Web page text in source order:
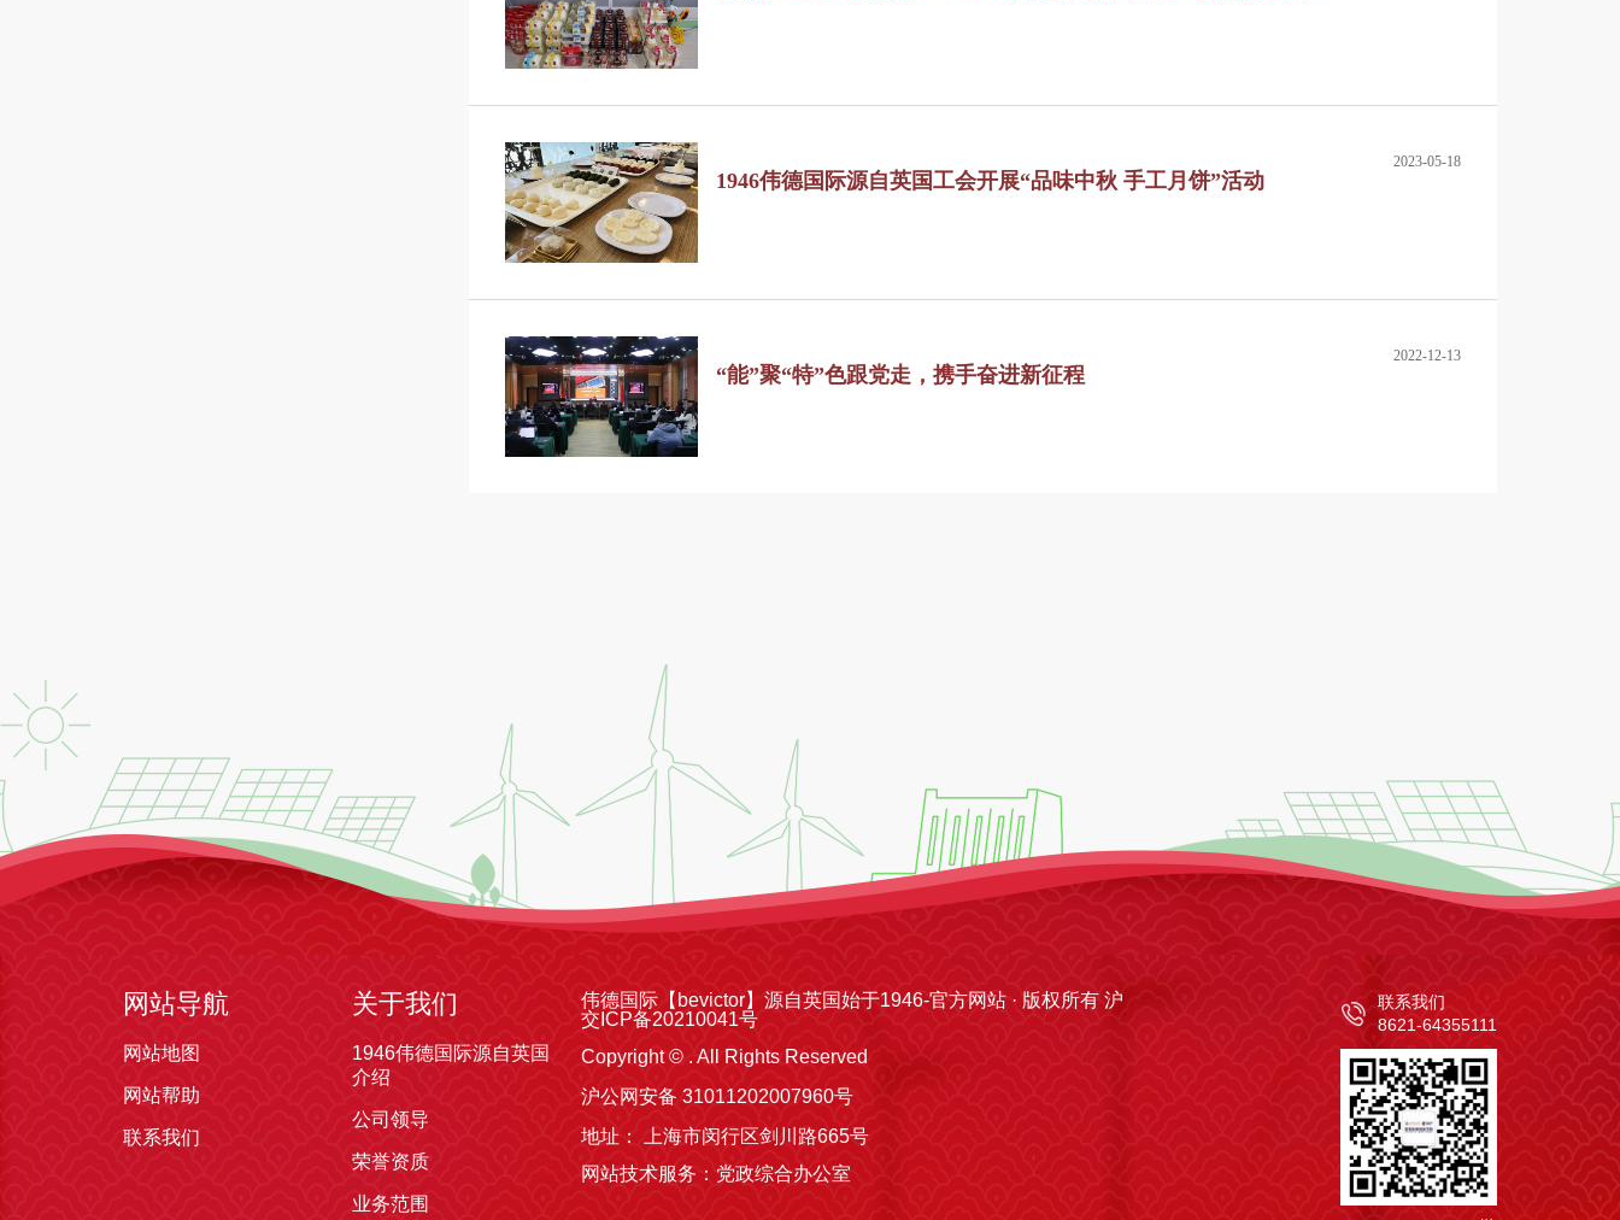
1946伟德国际源自英国工会开展“品味中秋 手工月饼”活动
2023-05-18
“能”聚“特”色跟党走，携手奋进新征程
2022-12-13
网站导航
网站地图
网站帮助
联系我们
关于我们
1946伟德国际源自英国
介绍
公司领导
荣誉资质
业务范围
伟德国际【bevictor】源自英国始于1946-官方网站 · 版权所有 沪
交ICP备20210041号
Copyright © . All Rights Reserved
沪公网安备 31011202007960号
地址： 上海市闵行区剑川路665号
网站技术服务：党政综合办公室
联系我们
8621-64355111